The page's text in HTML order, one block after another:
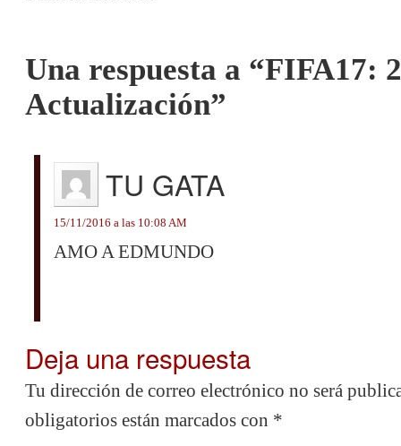
Una respuesta a “FIFA17:
Actualización”
TU GATA
15/11/2016 a las 10:08 AM
AMO A EDMUNDO
Deja una respuesta
Tu dirección de correo electrónico no será
obligatorios están marcados con *